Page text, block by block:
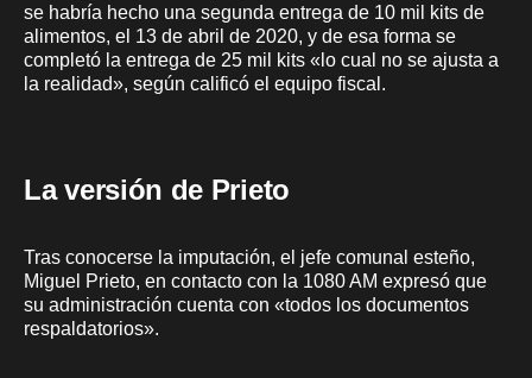
se habría hecho una segunda entrega de 10 mil kits de
alimentos, el 13 de abril de 2020, y de esa forma se
completó la entrega de 25 mil kits «lo cual no se ajusta a
la realidad», según calificó el equipo fiscal.
La versión de Prieto
Tras conocerse la imputación, el jefe comunal esteño,
Miguel Prieto, en contacto con la 1080 AM expresó que
su administración cuenta con «todos los documentos
respaldatorios».